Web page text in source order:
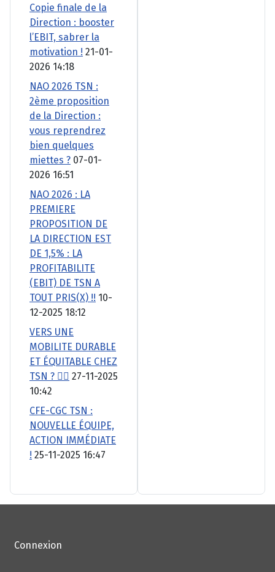
Copie finale de la
Direction : booster
l’EBIT, sabrer la
motivation ! 21-01-
2026 14:18
NAO 2026 TSN :
2ème proposition
de la Direction :
vous reprendrez
bien quelques
miettes ? 07-01-
2026 16:51
NAO 2026 : LA
PREMIERE
PROPOSITION DE
LA DIRECTION EST
DE 1,5% : LA
PROFITABILITE
(EBIT) DE TSN A
TOUT PRIS(X) !! 10-
12-2025 18:12
VERS UNE
MOBILITE DURABLE
ET ÉQUITABLE CHEZ
TSN ? 🚴‍♂️ 27-11-2025
10:42
CFE-CGC TSN :
NOUVELLE ÉQUIPE,
ACTION IMMÉDIATE
! 25-11-2025 16:47
Connexion